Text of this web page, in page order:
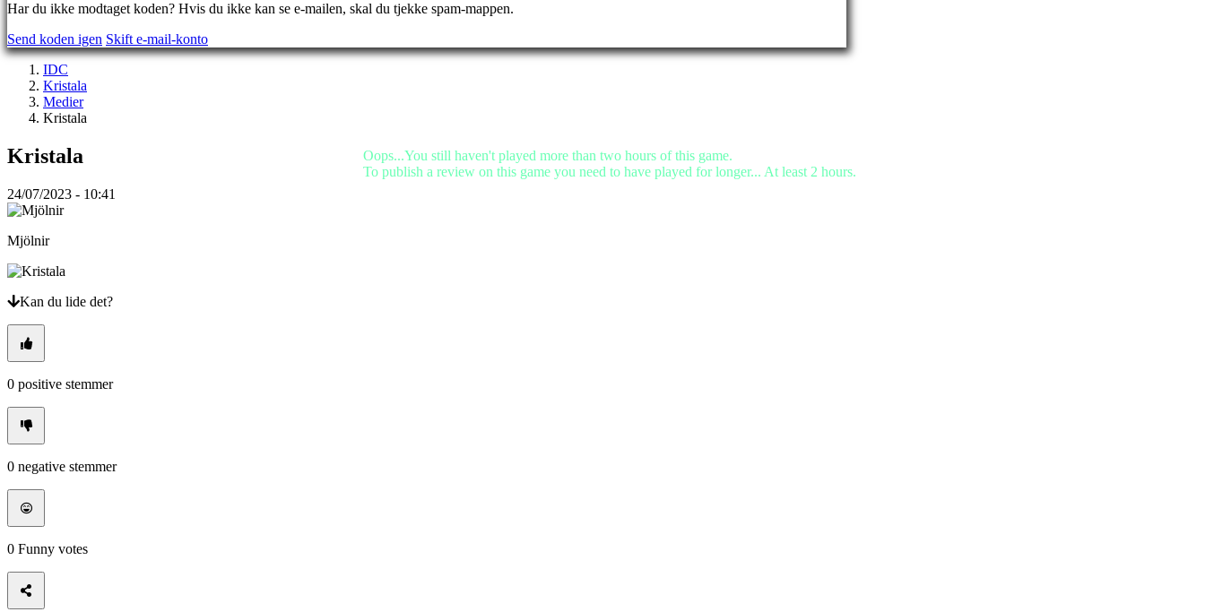
Registrering
Login
Glemt
dit
kodeord?
sprog
BS
CS
DA
DE
EL
EN
ES
FR
IT
JA
KO
NL
PL
PT
RO
RU
SV
TR
UK
ZH
Har du ikke modtaget koden? Hvis du ikke kan se e-mailen, skal du tjekke spam-mappen.
Send koden igen Skift e-mail-konto
IDC
Kristala
Medier
Kristala
Kristala
24/07/2023 - 10:41
Mjölnir
Kan du lide det?
0 positive stemmer
0 negative stemmer
0 Funny votes
Oops...You still haven't played more than two hours of this game.
To publish a review on this game you need to have played for longer... At least 2 hours.